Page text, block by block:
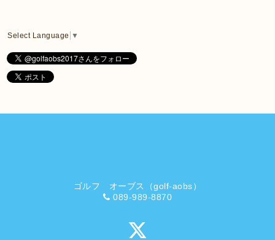
Select Language ▼
ゴルフ オーブス（golf-aobs）
089-989-8870